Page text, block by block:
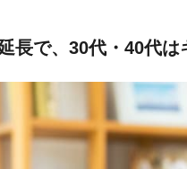
長で、30代・40代